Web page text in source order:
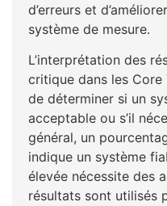
d’erreurs et
système de mesure.
L’interprétation des
critique dans les Core
de déterminer si un
acceptable ou s’il
général, un
indique un système
élevée nécessite des
résultats sont utilisés